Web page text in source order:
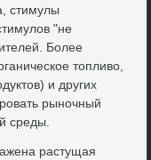
стимулы
"не
Более
тοпливο,
и других
рыночный
среды.
растущая